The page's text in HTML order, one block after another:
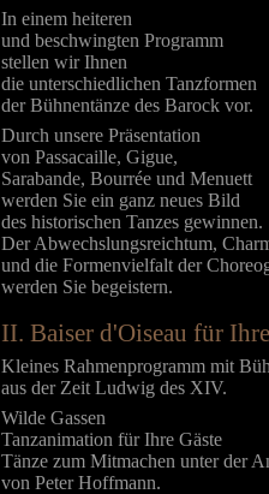
In einem heiteren
und beschwingten Programm
stellen wir Ihnen
die unterschiedlichen Tanzformen
der Bühnentänze des Barock vor.
Durch unsere Präsentation
von Passacaille, Gigue,
Sarabande, Bourrée und Menuett
werden Sie ein ganz neues Bild
des historischen Tanzes gewinnen.
Der Abwechslungsreichtum,
und die Formenvielfalt der
werden Sie begeistern.
II. Baiser d'Oiseau für
Kleines Rahmenprogramm mit
aus der Zeit Ludwig des XIV.
Wilde Gassen
Tanzanimation für Ihre Gäste
Tänze zum Mitmachen unter der
von Peter Hoffmann.